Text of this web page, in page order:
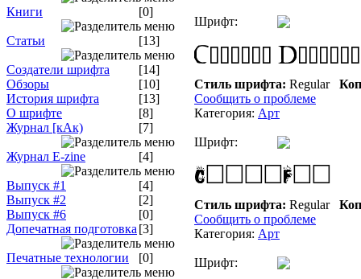
Книги [0]
Статьи [13]
Создатели шрифта
[14]
Обзоры
[10]
История шрифта
[13]
О шрифте
[8]
Журнал [кАк)
[7]
Журнал E-zine [4]
Выпуск #1
[4]
Выпуск #2
[2]
Выпуск #6
[0]
Допечатная подготовка [3]
Печатные технологии [0]
Шрифт:
Стиль шрифта: Regular
Сообщить о проблеме
Категория: Арт
Шрифт:
Стиль шрифта: Regular
Сообщить о проблеме
Категория: Арт
Шрифт: